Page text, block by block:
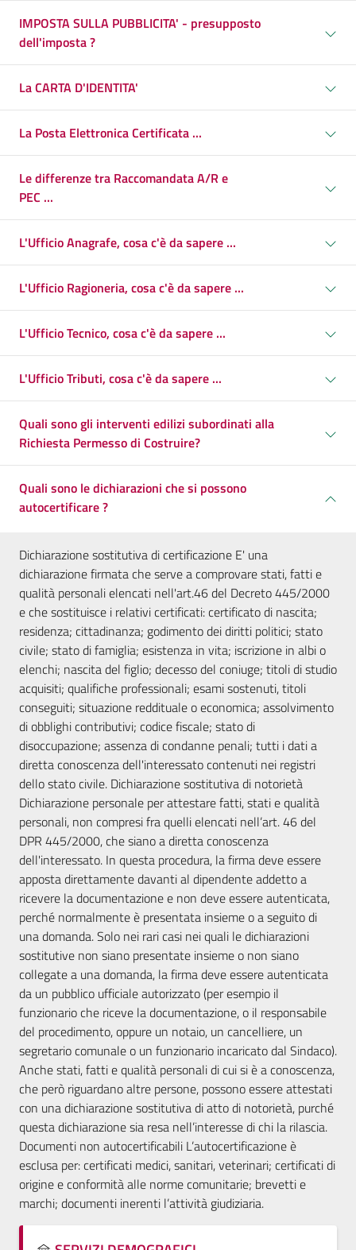
IMPOSTA SULLA PUBBLICITA' - presupposto
dell'imposta ?
La CARTA D'IDENTITA'
La Posta Elettronica Certificata ...
Le differenze tra Raccomandata A/R e
PEC ...
L'Ufficio Anagrafe, cosa c'è da sapere ...
L'Ufficio Ragioneria, cosa c'è da sapere ...
L'Ufficio Tecnico, cosa c'è da sapere ...
L'Ufficio Tributi, cosa c'è da sapere ...
Quali sono gli interventi edilizi subordinati alla
Richiesta Permesso di Costruire?
Quali sono le dichiarazioni che si possono
autocertificare ?
Dichiarazione sostitutiva di certificazione E' una
dichiarazione firmata che serve a comprovare stati, fatti e
qualità personali elencati nell'art.46 del Decreto 445/2000
e che sostituisce i relativi certificati: certificato di nascita;
residenza; cittadinanza; godimento dei diritti politici; stato
civile; stato di famiglia; esistenza in vita; iscrizione in albi o
elenchi; nascita del figlio; decesso del coniuge; titoli di studio
acquisiti; qualifiche professionali; esami sostenuti, titoli
conseguiti; situazione reddituale o economica; assolvimento
di obblighi contributivi; codice fiscale; stato di
disoccupazione; assenza di condanne penali; tutti i dati a
diretta conoscenza dell'interessato contenuti nei registri
dello stato civile. Dichiarazione sostitutiva di notorietà
Dichiarazione personale per attestare fatti, stati e qualità
personali, non compresi fra quelli elencati nell’art. 46 del
DPR 445/2000, che siano a diretta conoscenza
dell'interessato. In questa procedura, la firma deve essere
apposta direttamente davanti al dipendente addetto a
ricevere la documentazione e non deve essere autenticata,
perché normalmente è presentata insieme o a seguito di
una domanda. Solo nei rari casi nei quali le dichiarazioni
sostitutive non siano presentate insieme o non siano
collegate a una domanda, la firma deve essere autenticata
da un pubblico ufficiale autorizzato (per esempio il
funzionario che riceve la documentazione, o il responsabile
del procedimento, oppure un notaio, un cancelliere, un
segretario comunale o un funzionario incaricato dal Sindaco).
Anche stati, fatti e qualità personali di cui si è a conoscenza,
che però riguardano altre persone, possono essere attestati
con una dichiarazione sostitutiva di atto di notorietà, purché
questa dichiarazione sia resa nell’interesse di chi la rilascia.
Documenti non autocertificabili L’autocertificazione è
esclusa per: certificati medici, sanitari, veterinari; certificati di
origine e conformità alle norme comunitarie; brevetti e
marchi; documenti inerenti l’attività giudiziaria.